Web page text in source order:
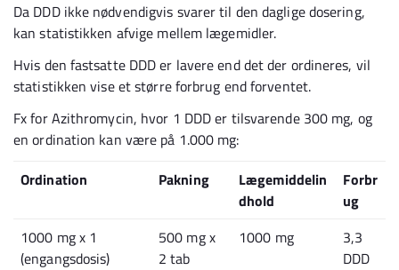
Da DDD ikke nødvendigvis svarer til den daglige dosering,
kan statistikken afvige mellem lægemidler.
Hvis den fastsatte DDD er lavere end det der ordineres, vil
statistikken vise et større forbrug end forventet.
Fx for Azithromycin, hvor 1 DDD er tilsvarende 300 mg, og
en ordination kan være på 1.000 mg:
Ordination
Pakning
Lægemiddelin
dhold
Forbr
ug
1000 mg x 1
(engangsdosis)
500 mg x
2 tab
1000 mg
3,3
DDD